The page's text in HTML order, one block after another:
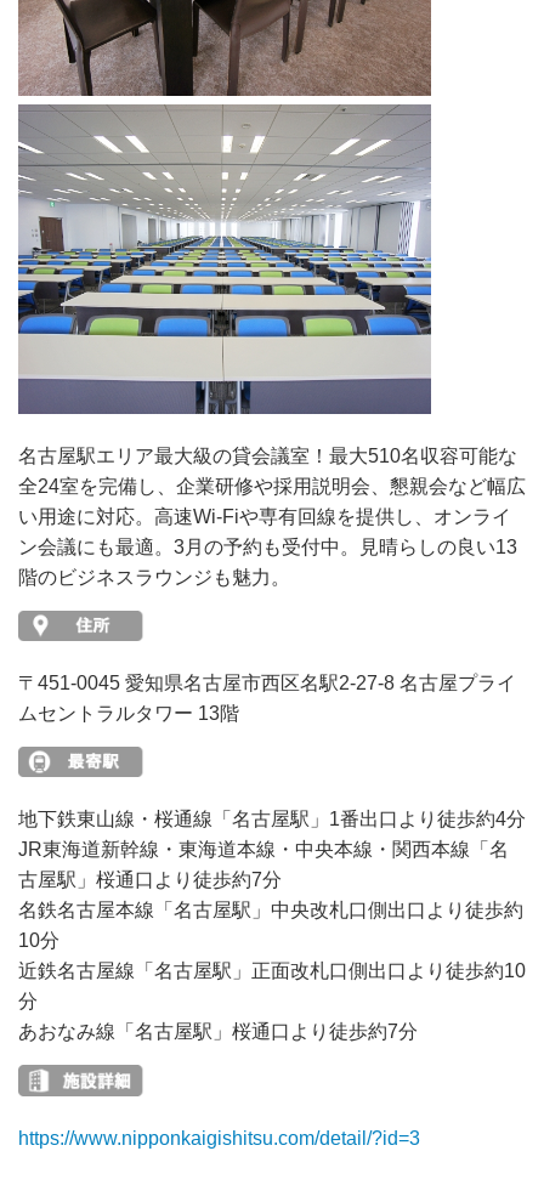
名古屋駅エリア最大級の貸会議室！最大510名収容可能な
全24室を完備し、企業研修や採用説明会、懇親会など幅広
い用途に対応。高速Wi-Fiや専有回線を提供し、オンライ
ン会議にも最適。3月の予約も受付中。見晴らしの良い13
階のビジネスラウンジも魅力。
〒451-0045 愛知県名古屋市西区名駅2-27-8 名古屋プライ
ムセントラルタワー 13階
地下鉄東山線・桜通線「名古屋駅」1番出口より徒歩約4分
JR東海道新幹線・東海道本線・中央本線・関西本線「名
古屋駅」桜通口より徒歩約7分
名鉄名古屋本線「名古屋駅」中央改札口側出口より徒歩約
10分
近鉄名古屋線「名古屋駅」正面改札口側出口より徒歩約10
分
あおなみ線「名古屋駅」桜通口より徒歩約7分
https://www.nipponkaigishitsu.com/detail/?id=3